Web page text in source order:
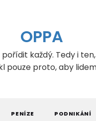
OPPA
každý. Tedy i
pouze proto, aby
PENÍZE PODNIKÁNÍ